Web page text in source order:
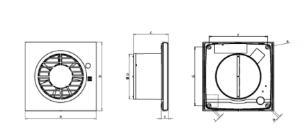
Ventilator silentios ERELIS 150-
340 m³/h